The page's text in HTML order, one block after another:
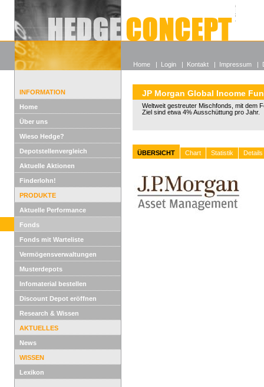
Alle
Wieso
INFORMATION
Home
Über uns
Wieso Hedge?
Depotstellenvergleich
Aktuelle Aktionen
Finderlohn!
PRODUKTE
Aktuelle Performance
Fonds
Fonds mit Warteliste
Vermögensverwaltungen
Musterdepots
Infomaterial bestellen
Discount Depot eröffnen
Research & Wissen
AKTUELLES
News
WISSEN
Lexikon
JP Morgan Global Income
Weltweit gestreuter Mischfonds, mit dem
Ziel sind etwa 4% Ausschüttung pro Jahr.
ÜBERSICHT Chart Statistik Details
Home | Login | Kontakt | Impressum |